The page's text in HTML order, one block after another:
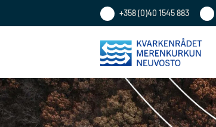
+358 (0)40 1545 883